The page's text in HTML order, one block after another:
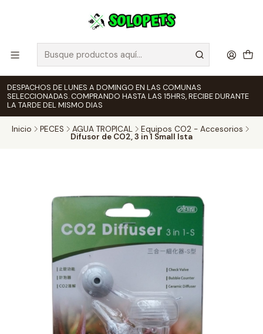
DESPACHOS DE LUNES A DOMINGO EN LAS COMUNAS
SELECCIONADAS. COMPRANDO HASTA LAS 15HRS, RECIBE DURANTE
LA TARDE DEL MISMO DIAS
Inicio PECES AGUA TROPICAL Equipos CO2 - Accesorios
Difusor de CO2, 3 in 1 Small Ista